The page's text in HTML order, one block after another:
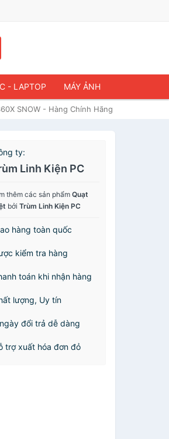
- LAPTOP MÁY ẢNH
SNOW - Hàng Chính Hãng
ty:
Linh Kiện PC
thêm các sản phẩmQuạt
bởiTrùm Linh Kiện PC
hàng toàn quốc
kiểm tra hàng
toán khi nhận hàng
lượng, Uy tín
đổi trả dễ dàng
trợ xuất hóa đơn đỏ